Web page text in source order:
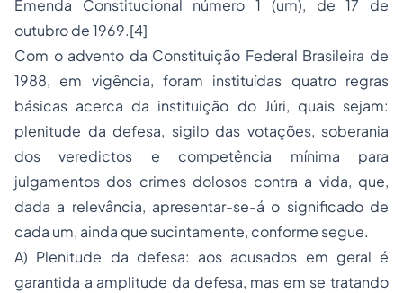
Emenda Constitucional número 1 (um), de 17 de
outubro de 1969.[4]
Com o advento da Constituição Federal Brasileira de
1988, em vigência, foram instituídas quatro regras
básicas acerca da instituição do Júri, quais sejam:
plenitude da defesa, sigilo das votações, soberania
dos veredictos e competência mínima para
julgamentos dos crimes dolosos contra a vida, que,
dada a relevância, apresentar-se-á o significado de
cada um, ainda que sucintamente, conforme segue.
A) Plenitude da defesa: aos acusados em geral é
garantida a amplitude da defesa, mas em se tratando